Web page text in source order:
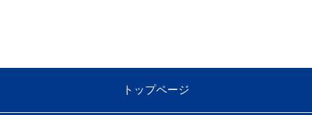
トップページ